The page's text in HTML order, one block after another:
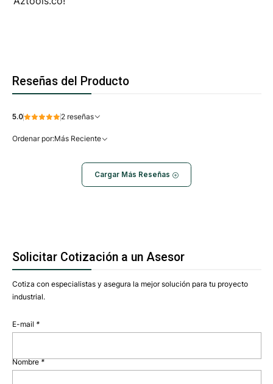
Reseñas del Producto
5.0 2 reseñas
Ordenar por:Más Reciente
Cargar Más Reseñas
Solicitar Cotización a un Asesor
Cotiza con especialistas y asegura la mejor solución para tu proyecto
industrial.
E-mail *
Nombre *